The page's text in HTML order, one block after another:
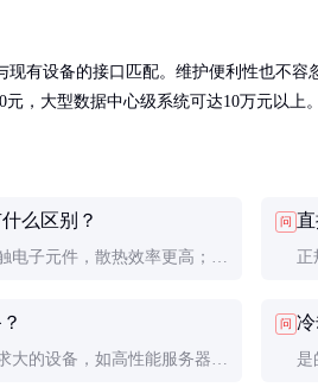
现有设备的接口匹配。维护便利性也不
，大型数据中心级系统可达10万元以上。
么区别？
电子元件，散热效率更高；间
问
大的设备，如高性能服务器、
问
是